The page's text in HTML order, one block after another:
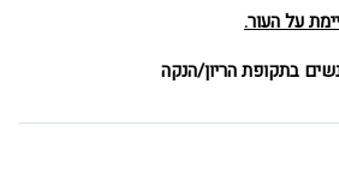
על העור.
בתקופת הריון/הנקה